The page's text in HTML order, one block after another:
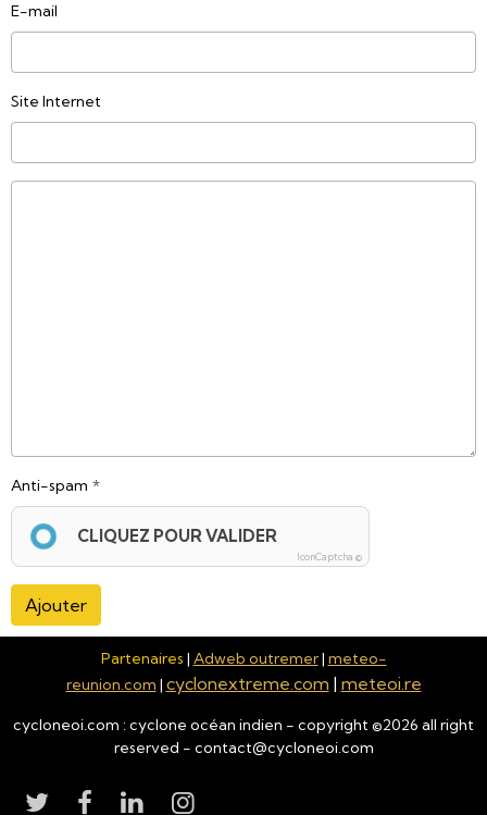
E-mail
Site Internet
Anti-spam
CLIQUEZ POUR VALIDER
IconCaptcha ©
Ajouter
Partenaires | Adweb outremer| meteo-
reunion.com | cyclonextreme.com | meteoi.re
cycloneoi.com : cyclone océan indien - copyright ©2026 all right
reserved - contact@cycloneoi.com